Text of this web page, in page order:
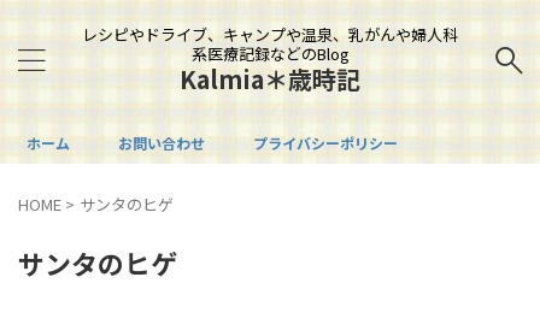
レシピやドライブ、キャンプや温泉、乳がんや婦人科
系医療記録などのBlog
Kalmia＊歳時記
ホーム お問い合わせ プライバシーポリシー
HOME > サンタのヒゲ
サンタのヒゲ